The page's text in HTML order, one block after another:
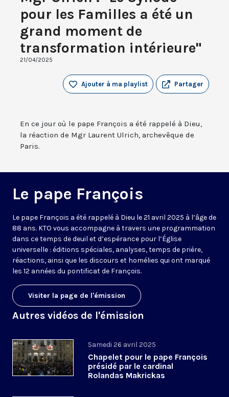
pour les Familles a été un
grand moment de
transformation intérieure"
21/04/2025
Partager
Ajouter à ma playlist
En ce jour où le pape François a été rappelé à Dieu,
la réaction de Mgr Laurent Ulrich, archevêque de
Paris.
Le pape François
Le pape François a été rappelé à Dieu le 21 avril 2025 à l’âge de
88 ans. KTO vous accompagne à travers une programmation
dans ce temps de deuil et d’espérance pour l’Église
universelle : éditions spéciales, analyses, temps de prière,
réactions, ainsi que les discours et homélies qui ont marqué
les 12 années du pontificat de François.
Visiter la page de l'émission
Autres vidéos de l'émission
Samedi 26 avril 2025
Chapelet pour le pape François
présidé par le cardinal
Rolandas Makrickas